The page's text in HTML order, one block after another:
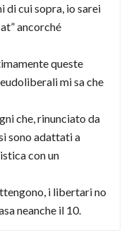
di cui sopra, io sarei
ancorché
queste
mi sa che
che, rinunciato da
sono adattati a
con un
i libertari no
neanche il 10.